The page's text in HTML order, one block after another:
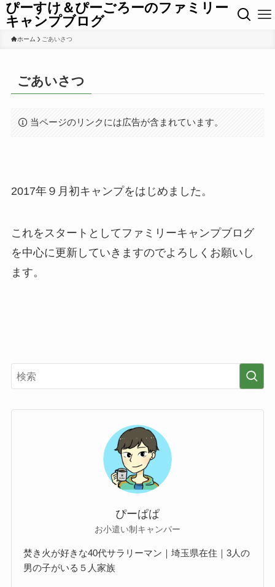
ぴーすけ＆ぴーごろーのファミリー
キャンプブログ
ホーム ごあいさつ
ごあいさつ
当ページのリンクには広告が含まれています。
2017年９月初キャンプをはじめました。
これをスタートとしてファミリーキャンプブログ
を中心に更新していきますのでよろしくお願いし
ます。
ぴーぱぱ
お小遣い制キャンパー
焚き火が好きな40代サラリーマン｜埼玉県在住｜3人の
男の子がいる５人家族